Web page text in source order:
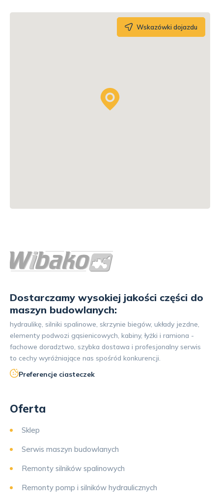
Wskazówki dojazdu
Dostarczamy wysokiej jakości części do
maszyn budowlanych:
hydraulikę, silniki spalinowe, skrzynie biegów, układy jezdne,
elementy podwozi gąsienicowych, kabiny, łyżki i ramiona -
fachowe doradztwo, szybka dostawa i profesjonalny serwis
to cechy wyróżniające nas spośród konkurencji.
Preferencje ciasteczek
Oferta
Sklep
Serwis maszyn budowlanych
Remonty silników spalinowych
Remonty pomp i silników hydraulicznych